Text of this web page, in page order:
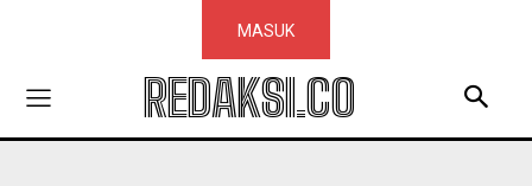
MASUK
REDAKSI.CO